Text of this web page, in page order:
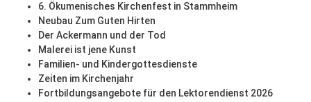
6. Ökumenisches Kirchenfest in Stammheim
Neubau Zum Guten Hirten
Der Ackermann und der Tod
Malerei ist jene Kunst
Familien- und Kindergottesdienste
Zeiten im Kirchenjahr
Fortbildungsangebote für den Lektorendienst 2026